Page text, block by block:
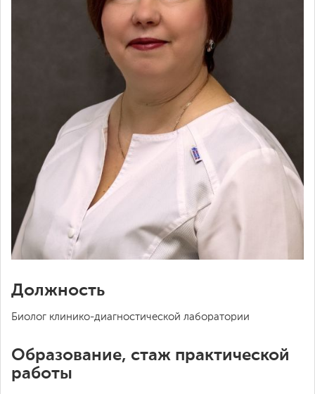
Должность
Биолог клинико-диагностической лаборатории
Образование, стаж практической
работы